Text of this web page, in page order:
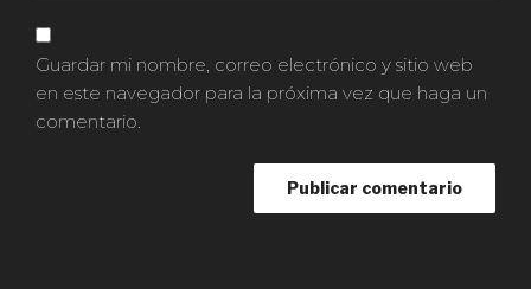
Guardar mi nombre, correo electrónico y sitio web
en este navegador para la próxima vez que haga un
comentario.